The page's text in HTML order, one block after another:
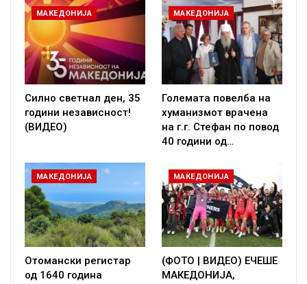
МАКЕДОНИЈА
Силно светнал ден, 35
години независност!
(ВИДЕО)
МАКЕДОНИЈА
Големата повелба на
хуманизмот врачена
на г.г. Стефан по повод
40 години од…
МАКЕДОНИЈА
Отомански регистар
од 1640 година
МАКЕДОНИЈА
(ФОТО | ВИДЕО) ЕЧЕШЕ
МАКЕДОНИЈА,